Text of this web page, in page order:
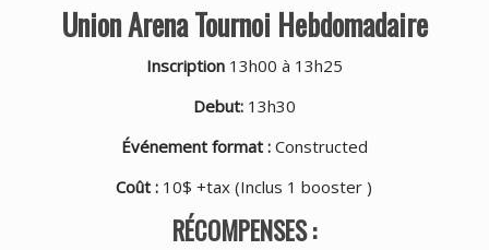
Union Arena Tournoi Hebdomadaire
Inscription 13h00 à 13h25
Debut:13h30
Événement format : Constructed
Coût : 10$ +tax (Inclus 1 booster )
RÉCOMPENSES :